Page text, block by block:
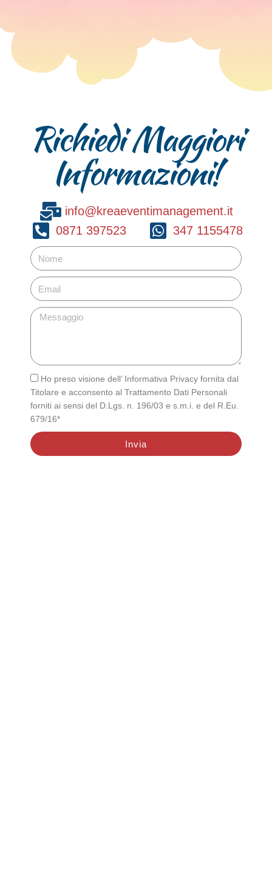
Richiedi Maggiori
Informazioni!
info@kreaeventimanagement.it
0871 397523
347 1155478
Ho preso visione dell’ Informativa Privacy fornita dal
Titolare e acconsento al Trattamento Dati Personali
forniti ai sensi del D.Lgs. n. 196/03 e s.m.i. e del R.Eu.
679/16*
Invia